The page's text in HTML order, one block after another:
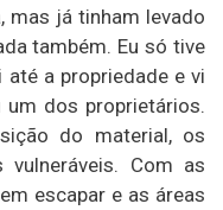
mas já tinham levado
também. Eu só tive
a propriedade e vi
um dos proprietários.
do material, os
Com as
escapar e as áreas